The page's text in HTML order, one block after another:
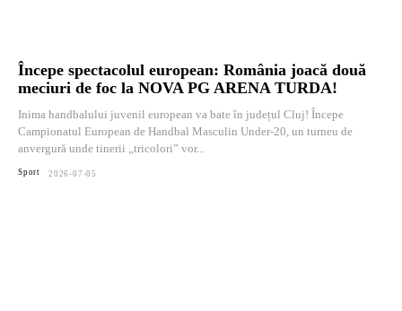
Începe spectacolul european: România joacă două
meciuri de foc la NOVA PG ARENA TURDA!
Inima handbalului juvenil european va bate în județul Cluj! Începe
Campionatul European de Handbal Masculin Under-20, un turneu de
anvergură unde tinerii „tricolori” vor...
Sport 2026-07-05